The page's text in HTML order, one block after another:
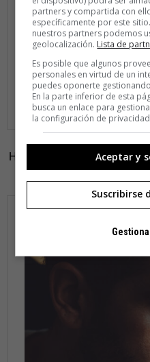
Hombre, si estás jodido de
pilla por
partners y compartida con
específicamente por este
nuestros partners podemos
geolocalización. Lista de
Es posible que algunos
personales en virtud de un
puedes oponerte
En la parte inferior de esta
busca un enlace para
la configuración de
Aceptar y
Suscribirse